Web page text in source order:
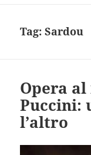
Tag:Sardou
Opera al
Puccini:
l’altro